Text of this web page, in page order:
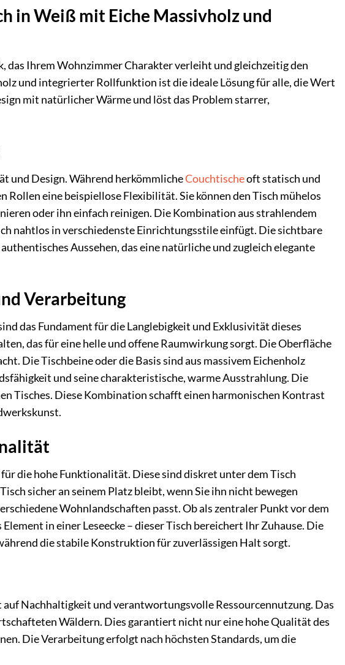
in Weiß mit Eiche Massivholz und
das Ihrem Wohnzimmer Charakter verleiht und gleichzeitig den
und integrierter Rollfunktion ist die ideale Lösung für alle, die Wert
mit natürlicher Wärme und löst das Problem starrer,
und Design. Während herkömmlicheCouchtischeoft statisch und
eine beispiellose Flexibilität. Sie können den Tisch mühelos
oder ihn einfach reinigen. Die Kombination aus strahlendem
nahtlos in verschiedenste Einrichtungsstile einfügt. Die sichtbare
Aussehen, das eine natürliche und zugleich elegante
Verarbeitung
das Fundament für die Langlebigkeit und Exklusivität dieses
das für eine helle und offene Raumwirkung sorgt. Die Oberfläche
Die Tischbeine oder die Basis sind aus massivem Eichenholz
und seine charakteristische, warme Ausstrahlung. Die
Tisches. Diese Kombination schafft einen harmonischen Kontrast
die hohe Funktionalität. Diese sind diskret unter dem Tisch
sicher an seinem Platz bleibt, wenn Sie ihn nicht bewegen
Wohnlandschaften passt. Ob als zentraler Punkt vor dem
in einer Leseecke – dieser Tisch bereichert Ihr Zuhause. Die
die stabile Konstruktion für zuverlässigen Halt sorgt.
Nachhaltigkeit und verantwortungsvolle Ressourcennutzung. Das
Wäldern. Dies garantiert nicht nur eine hohe Qualität des
Die Verarbeitung erfolgt nach höchsten Standards, um die